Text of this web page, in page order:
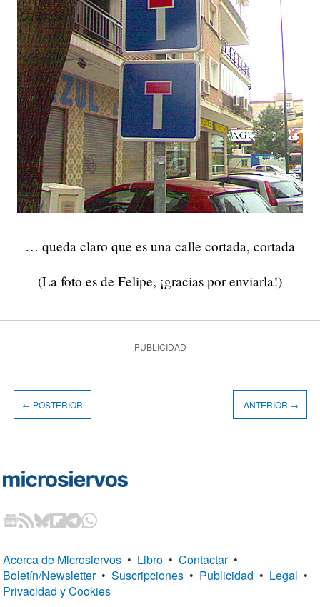
… queda claro que es una calle cortada, cortada
(La foto es de Felipe, ¡gracias por enviarla!)
PUBLICIDAD
← POSTERIOR ANTERIOR →
Acerca de Microsiervos • Libro • Contactar •
Boletín/Newsletter • Suscripciones • Publicidad • Legal •
Privacidad y Cookies